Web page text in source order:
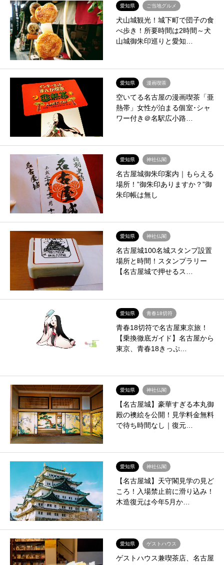
愛知県 ご当地グルメ
犬山城観光！城下町で団子の食
べ歩き！所要時間は2時間～犬
山城御朱印巡りと愛知…
愛知県 漫画喫茶
空いてる名古屋の漫画喫茶「亜
熱帯」女性が泊まる個室･シャ
ワー付き＠名駅広小路…
愛知県 神社仏閣
名古屋城御朱印案内｜もらえる
場所！”御朱印ありますか？”御
朱印帳は無し
愛知県 神社仏閣
名古屋城100名城スタンプ設置
場所と時間！スタンプラリー
【名古屋城で押せるス…
愛知県 青春18切符
青春18切符で名古屋東京旅！
【乗換徹底ガイド】名古屋から
東京、青春18きっぷ…
愛知県 神社仏閣
【名古屋城】豪華すぎる本丸御
殿の襖絵を公開！見学料金無料
で待ち時間なし｜復元…
愛知県 神社仏閣
【名古屋城】天守閣見学の見ど
ころ！入場禁止前に滑り込み！
木造復元は今年5月か…
愛知県 ゲストハウス
ゲストハウス兼喫茶店、名古屋